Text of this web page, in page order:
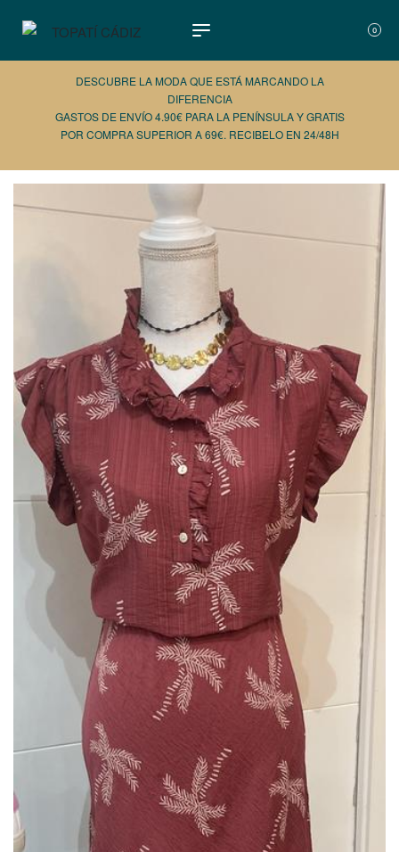
0
DESCUBRE LA MODA QUE ESTÁ MARCANDO LA
DIFERENCIA
GASTOS DE ENVÍO 4.90€ PARA LA PENÍNSULA Y GRATIS
POR COMPRA SUPERIOR A 69€. RECIBELO EN 24/48H